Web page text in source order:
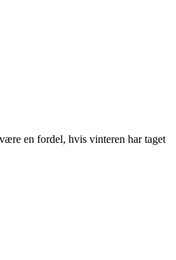
en fordel, hvis vinteren har taget